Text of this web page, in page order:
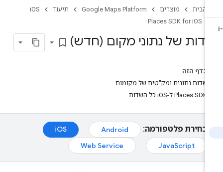
הבית מוצרים Google Maps Platform תיעוד
iOS
Places SDK for iOS
של נתוני מקום (חדש)bookmark_border
בדף הזה
שדות נתונים ומק"טים של מקומות
Places SDK ל-iOS כל השדות
בחירת פלטפורמה: Android
iOS
JavaScript
Web Service